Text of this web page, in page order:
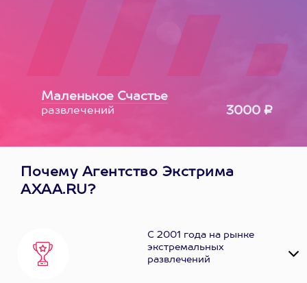
Маленькое Счастье
развлечений 3000 ₽
Почему Агентство Экстрима
AXAA.RU?
С 2001 года на рынке
экстремальных
развлечений